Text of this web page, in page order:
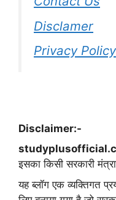
Disclamer
Privacy Policy
Disclaimer:-
इसका किसी सरकारी
यह ब्लॉग एक व्यक्तिगत